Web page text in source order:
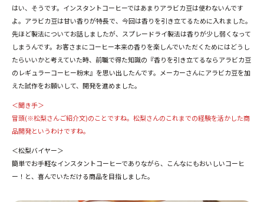
はい、そうです。インスタントコーヒーではあまりアラビカ豆は使わないんです
よ。アラビカ豆は甘い香りが特長で、今回は香りを引き立てるために入れました。
先ほど製法についてお話しましたが、スプレードライ製法は香りが少し弱くなって
しまうんです。お客さまにコーヒー本来の香りを楽しんでいただくためにはどうし
たらいいかと考えていた時、前職で得た知識の『香りを引き立てるならアラビカ豆
のレギュラーコーヒー粉末』を思い出したんです。メーカーさんにアラビカ豆を加
えた試作をお願いして、開発を進めました。
＜聞き手＞
冒頭(※松梨さんご紹介文)のことですね。松梨さんのこれまでの経験を活かした商
品開発というわけですね。
＜松梨バイヤー＞
簡単でお手軽なインスタントコーヒーでありながら、こんなにもおいしいコーヒ
ー！と、喜んでいただける商品を目指しました。